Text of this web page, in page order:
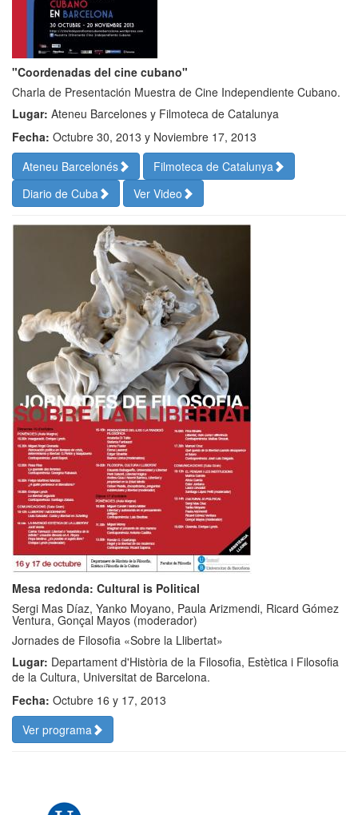
"Coordenadas del cine cubano"
Charla de Presentación Muestra de Cine Independiente Cubano.
Lugar: Ateneu Barcelones y Filmoteca de Catalunya
Fecha: Octubre 30, 2013 y Noviembre 17, 2013
Ateneu Barcelonés
Filmoteca de Catalunya
Diario de Cuba
Ver Video
Mesa redonda: Cultural is Political
Sergi Mas Díaz, Yanko Moyano, Paula Arizmendi, Ricard Gómez
Ventura, Gonçal Mayos (moderador)
Jornades de Filosofia «Sobre la Llibertat»
Lugar: Departament d'Història de la Filosofia, Estètica i Filosofia
de la Cultura, Universitat de Barcelona.
Fecha: Octubre 16 y 17, 2013
Ver programa